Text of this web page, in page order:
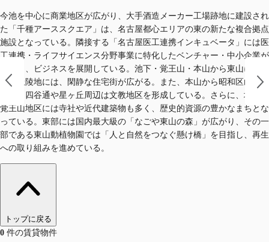
今池を中心に商業地区が広がり、大手酒造メーカー工場跡地に建設され
た「千種アーススクエア」は、名古屋都心エリアの東の新たな複合拠点
施設となっている。隣接する「名古屋医工連携インキュベータ」には医
工連携・ライフサイエンス分野事業に特化したベンチャー・中小企業が
集まり、ビジネスを展開している。池下・覚王山・本山から東山にかけ
ての丘陵地には、閑静な住宅街が広がる。また、本山から昭和区山手通
に続く四谷通や星ヶ丘周辺は文教地区を形成している。さらに、城山・
覚王山地区には寺社や近代建築物も多く、歴史的資源の豊かなまちとな
っている。東部には国内最大級の「なごや東山の森」が広がり、その一
部である東山動植物園では「人と自然をつなぐ懸け橋」を目指し、再生
への取り組みを進めている。
トップに戻る
0 件の賃貸物件